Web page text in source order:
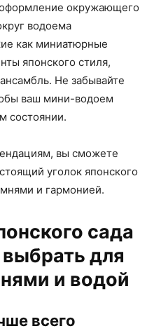
окружающего
водоема
как миниатюрные
японского стиля,
Не забывайте
ваш мини-водоем
состоянии.
вы сможете
уголок японского
и гармонией.
сада
для
и водой
всего